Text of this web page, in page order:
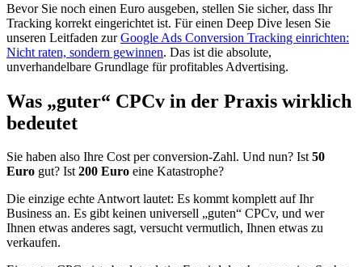
Bevor Sie noch einen Euro ausgeben, stellen Sie sicher, dass Ihr
Tracking korrekt eingerichtet ist. Für einen Deep Dive lesen Sie
unseren Leitfaden zurGoogle Ads Conversion Tracking einrichten:
Nicht raten, sondern gewinnen. Das ist die absolute,
unverhandelbare Grundlage für profitables Advertising.
Was „guter“ CPCv in der Praxis wirklich
bedeutet
Sie haben also Ihre Cost per conversion-Zahl. Und nun? Ist50
Euro gut? Ist200 Euro eine Katastrophe?
Die einzige echte Antwort lautet: Es kommt komplett auf Ihr
Business an. Es gibt keinen universell „guten“ CPCv, und wer
Ihnen etwas anderes sagt, versucht vermutlich, Ihnen etwas zu
verkaufen.